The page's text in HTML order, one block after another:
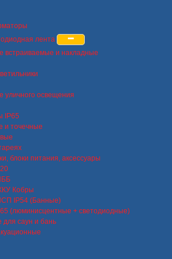
лента
встраиваемые и накладные
уличного освещения
IP65
и точечные
блоки питания, аксессуары
Кобры
IP54 (Банные)
(люминисцентные + светодиодные)
для саун и бань